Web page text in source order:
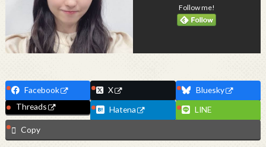
Follow me!
Facebook X
Bluesky
Threads
Hatena
LINE
Copy